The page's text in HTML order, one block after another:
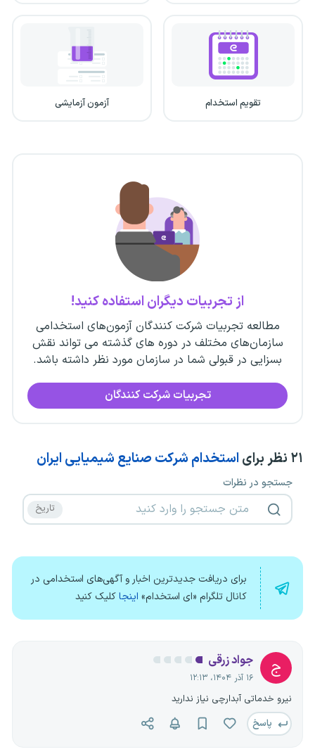
تقویم استخدام آزمون آزمایشی
از تجربیات دیگران استفاده کنید!
مطالعه تجربیات شرکت کنندگان آزمون‌های استخدامی
سازمان‌های مختلف در دوره های گذشته می تواند نقش
بسزایی در قبولی شما در سازمان مورد نظر داشته باشد.
تجربیات شرکت کنندگان
۲۱ نظر برای استخدام شرکت صنایع شیمیایی ایران
جستجو در نظرات
برای دریافت جدیدترین اخبار و آگهی‌های استخدامی در
کانال تلگرام «ای استخدام» اینجاکلیک کنید
ج جواد زرقی
۱۶ آذر ۱۴۰۴، ۱۲:۱۳
نیرو خدماتی آبدارچی نیاز ندارید
پاسخ